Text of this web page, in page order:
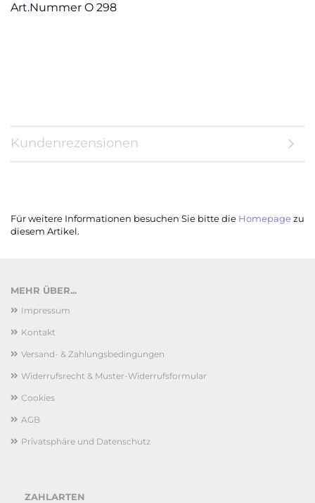
Art.Nummer O 298
Kundenrezensionen
Für weitere Informationen besuchen Sie bitte die Homepagezu
diesem Artikel.
MEHR ÜBER...
Impressum
Kontakt
Versand- & Zahlungsbedingungen
Widerrufsrecht & Muster-Widerrufsformular
Cookies
AGB
Privatsphäre und Datenschutz
ZAHLARTEN